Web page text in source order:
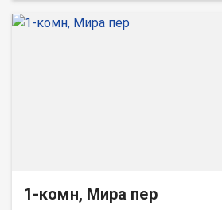
1-комн, Мира пер